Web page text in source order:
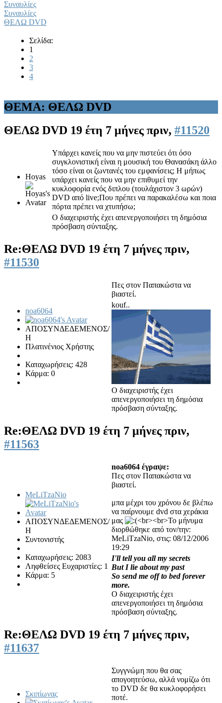
Συναυλίες
Συναυλίες
ΘΕΛΩ DVD
Σελίδα:
1
2
3
4
ΘΕΜΑ: ΘΕΛΩ DVD
ΘΕΛΩ DVD 19 έτη 7 μήνες πριν, #11520
Hoyas
Υπάρχει κανείς που να μην πιστεύει ότι όσο
συγκλονιστική είναι η μουσική του Θανασάκη άλλο
τόσο είναι οι ζωντανές του εμφανίσεις; Η μήπως
υπάρχει κανείς που να μην επιθυμεί την
κυκλοφορία ενός διπλου (τουλάχιστον 3 ωρών)
DVD από live;Που πρέπει να παρακαλέσω και ποια
πόρτα πρέπει να χτυπήσω;
Ο διαχειριστής έχει απενεργοποιήσει τη δημόσια
πρόσβαση σύνταξης.
Re:ΘΕΛΩ DVD 19 έτη 7 μήνες πριν,
#11530
noa6064
ΑΠΟΣΥΝΔΕΔΕΜΕΝΟΣ/
Η
Πλατινένιος Χρήστης
Καταχωρήσεις: 428
Κάρμα: 0
Πες στον Παπακώστα να
βιαστεί.
kouf..
Ο διαχειριστής έχει
απενεργοποιήσει τη δημόσια
πρόσβαση σύνταξης.
Re:ΘΕΛΩ DVD 19 έτη 7 μήνες πριν,
#11563
MeLiTzaNio
ΑΠΟΣΥΝΔΕΔΕΜΕΝΟΣ/
Η
Συντονιστής
Καταχωρήσεις: 2083
Ληφθείσες Ευχαριστίες: 1
Κάρμα: 5
noa6064 έγραψε:
Πες στον Παπακώστα να
βιαστεί.
μπα μέχρι του χρόνου δε βλέπω
να παίρνουμε dvd στα χεράκια
μας
<br><br>Το μήνυμα
διορθώθηκε από τον/την:
MeLiTzaNio, στις: 08/12/2006
19:29
I'll tell you all my secrets
But I lie about my past
So send me off to bed forever
more.
Ο διαχειριστής έχει
απενεργοποιήσει τη δημόσια
πρόσβαση σύνταξης.
Re:ΘΕΛΩ DVD 19 έτη 7 μήνες πριν,
#11637
Σκιπίωνας
Συγγνώμη που θα σας
απογοητεύσω, αλλά νομίζω ότι
το DVD δε θα κυκλοφορήσει
ποτέ.